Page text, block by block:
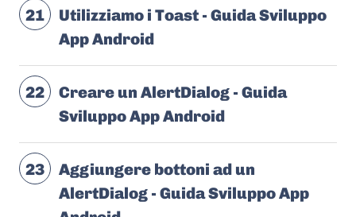
21
Utilizziamo i Toast - Guida Sviluppo
App Android
22
Creare un AlertDialog - Guida
Sviluppo App Android
23
Aggiungere bottoni ad un
AlertDialog - Guida Sviluppo App